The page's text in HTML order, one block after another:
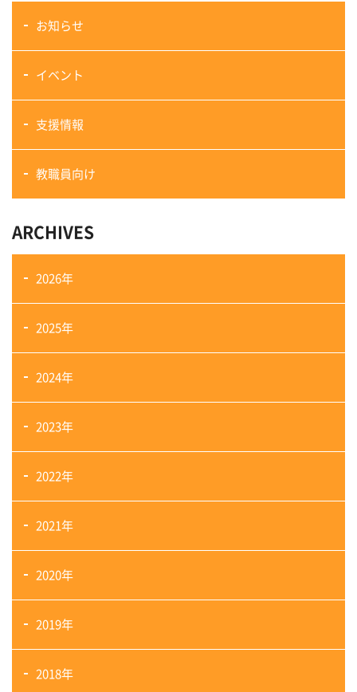
お知らせ
イベント
支援情報
教職員向け
ARCHIVES
2026年
2025年
2024年
2023年
2022年
2021年
2020年
2019年
2018年